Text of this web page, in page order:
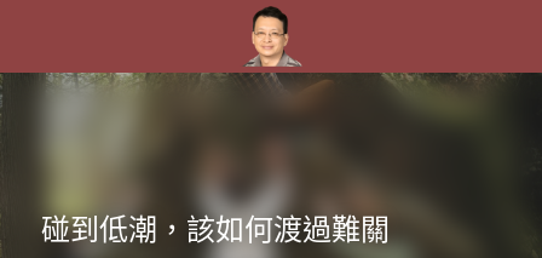
碰到低潮，該如何渡過難關